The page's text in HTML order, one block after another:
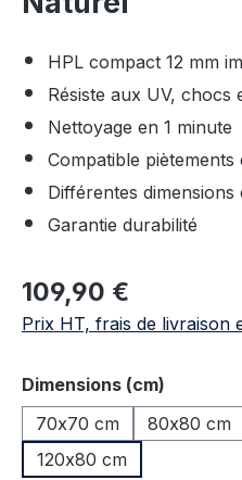
HPL compact 12 mm
Résiste aux UV, chocs
Nettoyage en 1 minute
Compatible
Différentes dimensions
Garantie durabilité
Prix régulier :
109,90 €
Prix HT, frais de livraison
Sélectionnez
Dimensions (cm)
70x70 cm
80x80 cm
120x80 cm